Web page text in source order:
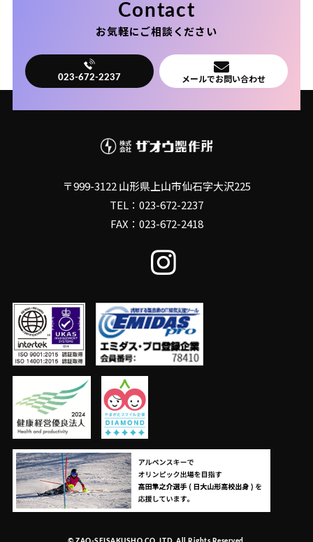
お気軽にご相談ください
Contact
023-672-2237 メールでお問い合わせ
〒999-3122 山形県上山市仙石字大沢225
TEL：023-672-2237
FAX：023-672-2418